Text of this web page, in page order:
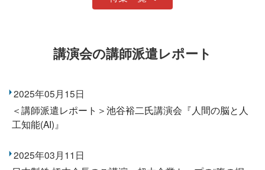
講演会の講師派遣レポート
2025年05月15日
＜講師派遣レポート＞池谷裕二氏講演会『人間の脳と人
工知能(AI)』
2025年03月11日